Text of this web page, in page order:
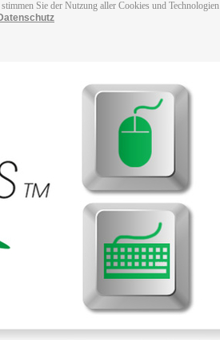
Sie der Nutzung aller Cookies und Technologien